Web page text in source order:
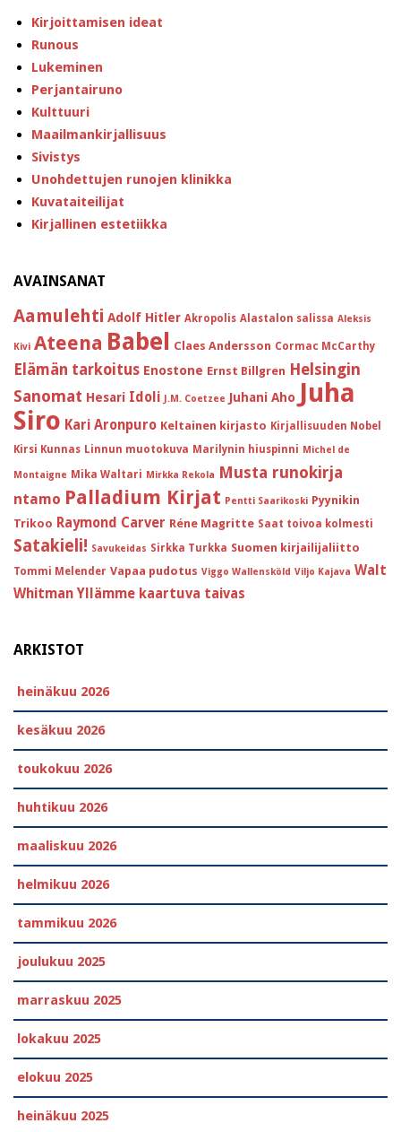
Kirjoittamisen ideat
Runous
Lukeminen
Perjantairuno
Kulttuuri
Maailmankirjallisuus
Sivistys
Unohdettujen runojen klinikka
Kuvataiteilijat
Kirjallinen estetiikka
AVAINSANAT
Aamulehti Adolf Hitler Akropolis Alastalon salissa Aleksis
Kivi Ateena Babel Claes Andersson Cormac McCarthy
Elämän tarkoitus Enostone Ernst Billgren Helsingin
Sanomat Hesari Idoli J.M. Coetzee Juhani Aho Juha
Siro Kari Aronpuro Keltainen kirjasto Kirjallisuuden Nobel
Kirsi Kunnas Linnun muotokuva Marilynin hiuspinni Michel de
Montaigne Mika Waltari Mirkka Rekola Musta runokirja
ntamo Palladium Kirjat Pentti Saarikoski Pyynikin
Trikoo Raymond Carver Réne Magritte Saat toivoa kolmesti
Satakieli! Savukeidas Sirkka Turkka Suomen kirjailijaliitto
Tommi Melender Vapaa pudotus Viggo Wallensköld Viljo Kajava Walt
Whitman Yllämme kaartuva taivas
ARKISTOT
heinäkuu 2026
kesäkuu 2026
toukokuu 2026
huhtikuu 2026
maaliskuu 2026
helmikuu 2026
tammikuu 2026
joulukuu 2025
marraskuu 2025
lokakuu 2025
elokuu 2025
heinäkuu 2025